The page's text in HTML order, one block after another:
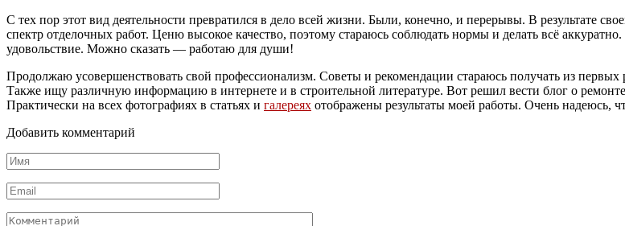
С тех пор этот вид деятельности превратился в дело всей жизни. Были, конечно, и перерывы. В результате
спектр отделочных работ. Ценю высокое качество, поэтому стараюсь соблюдать нормы и делать всё
удовольствие. Можно сказать — работаю для души!
Продолжаю усовершенствовать свой профессионализм. Советы и рекомендации стараюсь получать из
Также ищу различную информацию в интернете и в строительной литературе. Вот решил вести блог о
Практически на всех фотографиях в статьях и галереях отображены результаты моей работы. Очень надеюсь,
Добавить комментарий
Имя
*
Email
*
Комментарий